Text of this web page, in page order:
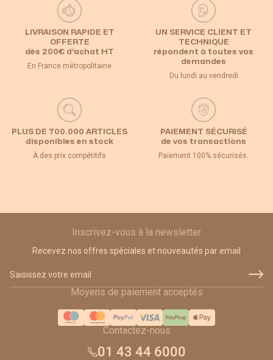
LIVRAISON RAPIDE ET
OFFERTE
dès 200€ d’achat HT
En France métropolitaine
UN SERVICE CLIENT ET
TECHNIQUE
répondent à toutes vos
demandes
Du lundi au vendredi
PLUS DE 700.000 ARTICLES
disponibles en stock
À des prix compétitifs
PAIEMENT SÉCURISÉ
de vos transactions
Paiement 100% sécurisés.
Inscrivez-vous à la newsletter
Recevez nos offres spéciales et nouveautés par email
Moyens de paiement acceptés
Contactez-nous
01 43 44 6000